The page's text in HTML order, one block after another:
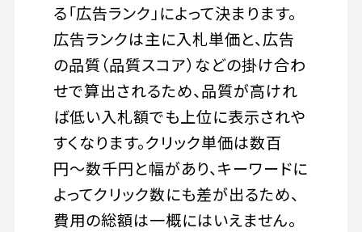
る「広告ランク」によって決まります。
広告ランクは主に入札単価と、広告
の品質（品質スコア）などの掛け合わ
せで算出されるため、品質が高けれ
ば低い入札額でも上位に表示されや
すくなります。クリック単価は数百
円〜数千円と幅があり、キーワードに
よってクリック数にも差が出るため、
費用の総額は一概にはいえません。